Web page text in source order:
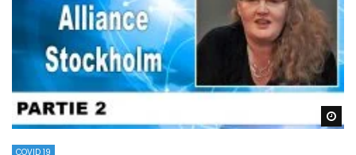
COVID 19